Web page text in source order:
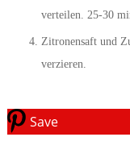
verteilen. 25-30
Zitronensaft und
verzieren.
Save